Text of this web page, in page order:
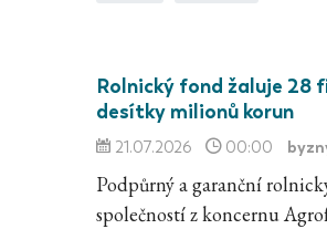
Rolnický fond žaluje 28
desítky milionů korun
21.07.2026 00:00
Podpůrný a garanční
společností z koncernu